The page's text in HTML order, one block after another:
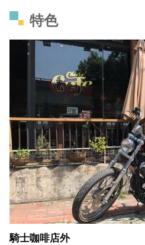
特色
騎士咖啡店外